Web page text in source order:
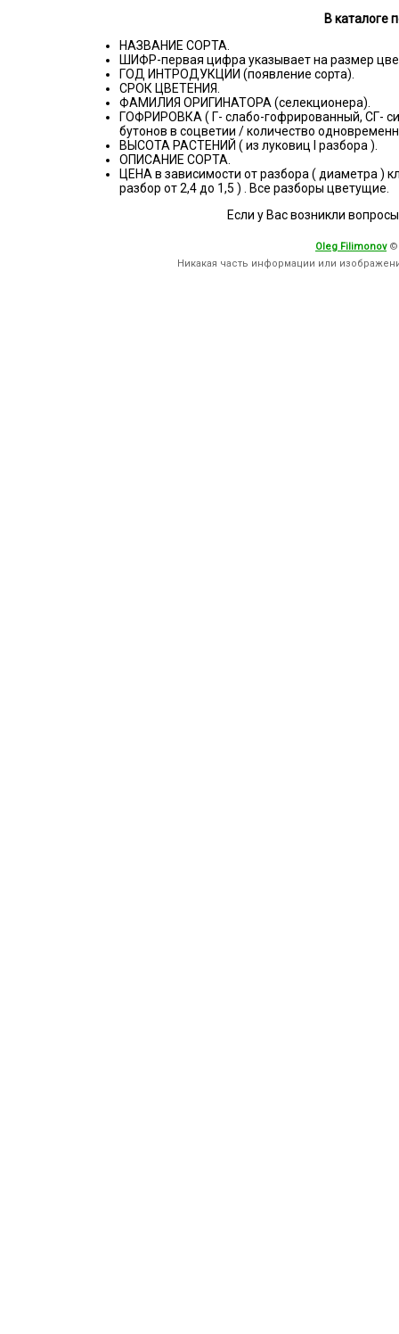
В каталоге
НАЗВАНИЕ СОРТА.
ШИФР-первая цифра указывает на размер
ГОД ИНТРОДУКЦИИ (появление сорта).
СРОК ЦВЕТЕНИЯ.
ФАМИЛИЯ ОРИГИНАТОРА (селекционера).
ГОФРИРОВКА ( Г- слабо-гофрированный, СГ-
бутонов в соцветии / количество
ВЫСОТА РАСТЕНИЙ ( из луковиц I разбора ).
ОПИСАНИЕ СОРТА.
ЦЕНА в зависимости от разбора ( диаметра )
разбор от 2,4 до 1,5 ) . Все разборы цветущие.
Если у Вас возникли
Oleg Filimonov ©
Никакая часть информации или